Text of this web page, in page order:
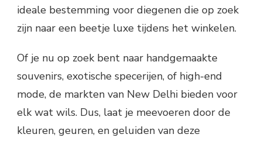
ideale bestemming voor diegenen die op zoek
zijn naar een beetje luxe tijdens het winkelen.
Of je nu op zoek bent naar handgemaakte
souvenirs, exotische specerijen, of high-end
mode, de markten van New Delhi bieden voor
elk wat wils. Dus, laat je meevoeren door de
kleuren, geuren, en geluiden van deze